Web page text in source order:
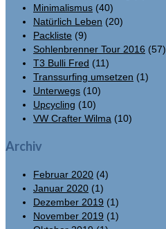
Minimalismus (40)
Natürlich Leben (20)
Packliste (9)
Sohlenbrenner Tour 2016 (57)
T3 Bulli Fred (11)
Transsurfing umsetzen (1)
Unterwegs (10)
Upcycling (10)
VW Crafter Wilma (10)
Archiv
Februar 2020 (4)
Januar 2020 (1)
Dezember 2019 (1)
November 2019 (1)